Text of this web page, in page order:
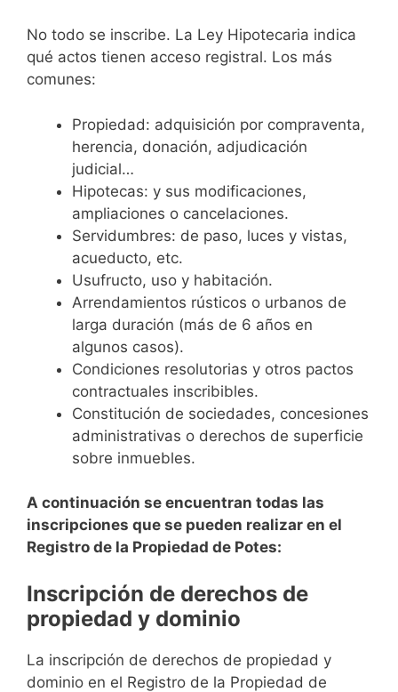
No todo se inscribe. La Ley Hipotecaria indica
qué actos tienen acceso registral. Los más
comunes:
Propiedad: adquisición por compraventa,
herencia, donación, adjudicación
judicial…
Hipotecas: y sus modificaciones,
ampliaciones o cancelaciones.
Servidumbres: de paso, luces y vistas,
acueducto, etc.
Usufructo, uso y habitación.
Arrendamientos rústicos o urbanos de
larga duración (más de 6 años en
algunos casos).
Condiciones resolutorias y otros pactos
contractuales inscribibles.
Constitución de sociedades, concesiones
administrativas o derechos de superficie
sobre inmuebles.
A continuación se encuentran todas las
inscripciones que se pueden realizar en el
Registro de la Propiedad de Potes:
Inscripción de derechos de
propiedad y dominio
La inscripción de derechos de propiedad y
dominio en el Registro de la Propiedad de